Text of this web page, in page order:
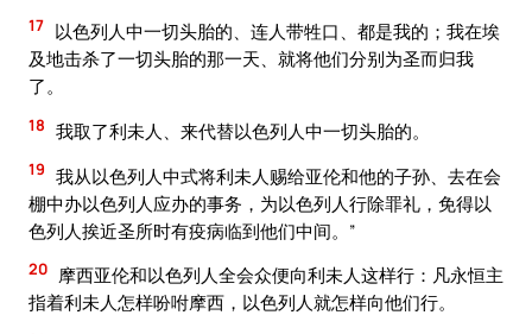
17 以色列人中一切头胎的、连人带牲口、都是我的；我在埃
及地击杀了一切头胎的那一天、就将他们分别为圣而归我
了。
18 我取了利未人、来代替以色列人中一切头胎的。
19 我从以色列人中式将利未人赐给亚伦和他的子孙、去在会
棚中办以色列人应办的事务，为以色列人行除罪礼，免得以
色列人挨近圣所时有疫病临到他们中间。”
20 摩西亚伦和以色列人全会众便向利未人这样行：凡永恒主
指着利未人怎样吩咐摩西，以色列人就怎样向他们行。